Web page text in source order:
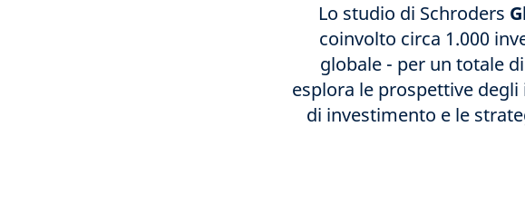
Lo studio di Schroders
coinvolto circa 1.000
globale - per un totale
esplora le prospettive
di investimento e le